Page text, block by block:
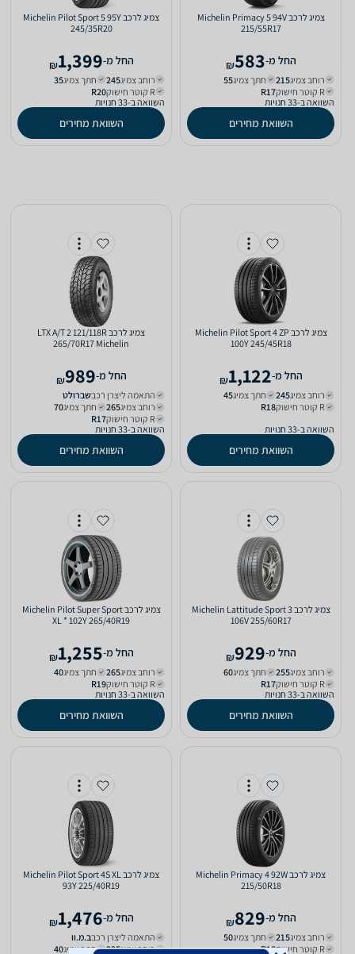
צמיג לרכב Michelin Primacy 5 94V
215/55R17
‫החל מ-583
₪
רוחב צמיג215‏ חתך צמיג55‏
R קוטר חישוק
R17‏
השוואה ב-33 חנויות
השוואת מחירים
צמיג לרכב Michelin Pilot Sport 5 95Y
245/35R20
‫החל מ-1,399
₪
רוחב צמיג245‏ חתך צמיג35‏
R קוטר חישוק
R20‏
השוואה ב-33 חנויות
השוואת מחירים
צמיג לרכב Michelin Pilot Sport 4 ZP
100Y 245/45R18
‫החל מ-1,122
₪
רוחב צמיג245‏ חתך צמיג45‏
R קוטר חישוק
R18‏
השוואה ב-33 חנויות
השוואת מחירים
צמיג לרכב LTX A/T 2 121/118R
‫החל מ-989
₪
התאמה ליצרן רכבשברולט‏
רוחב צמיג265‏ חתך צמיג70‏
R קוטר חישוק
R17‏
השוואה ב-33 חנויות
השוואת מחירים
צמיג לרכב Michelin Lattitude Sport 3
106V 255/60R17
‫החל מ-929
₪
רוחב צמיג255‏ חתך צמיג60‏
R קוטר חישוק
R17‏
השוואה ב-33 חנויות
השוואת מחירים
צמיג לרכב Michelin Pilot Super Sport
XL * 102Y 265/40R19
‫החל מ-1,255
₪
רוחב צמיג265‏ חתך צמיג40‏
R קוטר חישוק
R19‏
השוואה ב-33 חנויות
השוואת מחירים
צמיג לרכב Michelin Primacy 4 92W
215/50R18
‫החל מ-829
₪
רוחב צמיג215‏ חתך צמיג50‏
R קוטר חישוק
R18‏
צמיג לרכב Michelin Pilot Sport 4S XL
93Y 225/40R19
‫החל מ-1,476
₪
התאמה ליצרן רכבב.מ.וו‏
רוחב צמיג225‏ חתך צמיג40‏